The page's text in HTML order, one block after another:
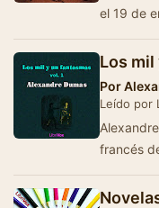
el 19 de
acto…
Los mil
Por
Leído por
francés